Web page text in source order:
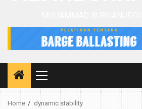
Primary
Menu
Home dynamic stability